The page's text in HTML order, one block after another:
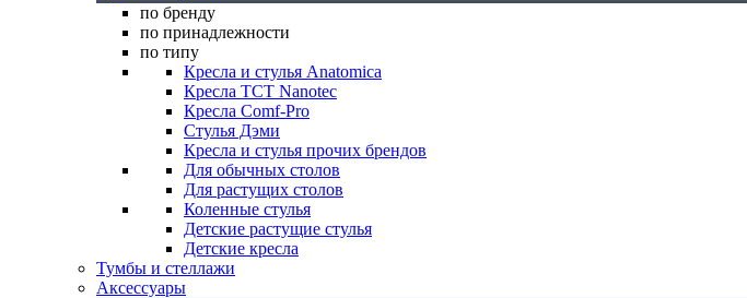
по бренду
по принадлежности
по типу
Кресла и стулья Anatomica
Кресла TCT Nanotec
Кресла Comf-Pro
Стулья Дэми
Кресла и стулья прочих брендов
Для обычных столов
Для растущих столов
Коленные стулья
Детские растущие стулья
Детские кресла
Тумбы и стеллажи
Аксессуары